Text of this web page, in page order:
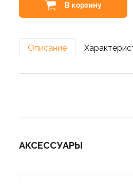
В корзину
Описание
АКСЕССУАРЫ